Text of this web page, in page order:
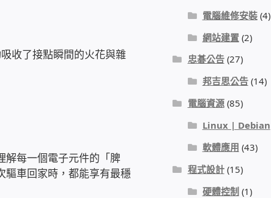
收了接點瞬間的火花與雜
解每一個電子元件的「脾
驅車回家時，都能享有最穩
電腦維修安裝(4)
網站建置(2)
忠碁公告(27)
邦吉思公告(14)
電腦資源(85)
Linux | Debian
軟體應用 (43)
程式設計(15)
硬體控制(1)